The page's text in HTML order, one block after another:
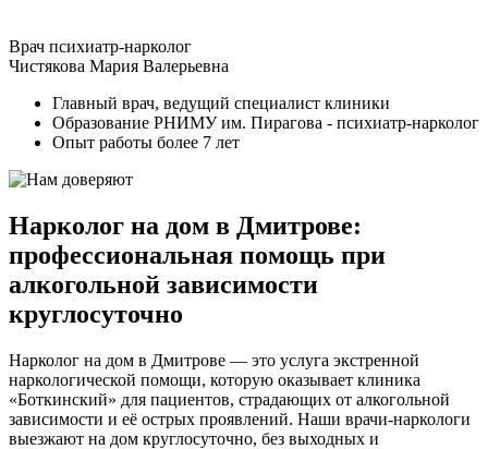
Врач психиатр-нарколог
Чистякова Мария Валерьевна
Главный врач, ведущий специалист клиники
Образование РНИМУ им. Пирагова - психиатр-нарколог
Опыт работы более 7 лет
Нарколог на дом в Дмитрове:
профессиональная помощь при
алкогольной зависимости
круглосуточно
Нарколог на дом в Дмитрове — это услуга экстренной
наркологической помощи, которую оказывает клиника
«Боткинский» для пациентов, страдающих от алкогольной
зависимости и её острых проявлений. Наши врачи-наркологи
выезжают на дом круглосуточно, без выходных и